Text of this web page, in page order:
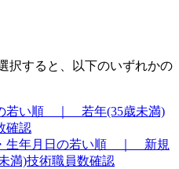
択すると、以下のいずれかの
若い順 ｜ 若年(35歳未満)
確認
生年月日の若い順 ｜ 新規
満)技術職員数確認